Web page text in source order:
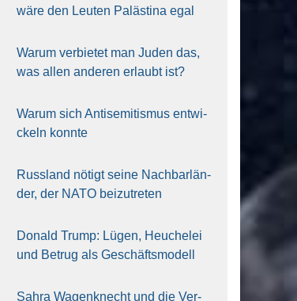
wäre den Leu­ten Paläs­ti­na egal
War­um ver­bie­tet man Juden das,
was allen ande­ren erlaubt ist?
War­um sich Anti­se­mi­tis­mus ent­wi­
ckeln konn­te
Russ­land nötigt sei­ne Nach­bar­län­
der, der NATO bei­zu­tre­ten
Donald Trump: Lügen, Heu­che­lei
und Betrug als Geschäfts­mo­dell
Sahra Wagen­knecht und die Ver­